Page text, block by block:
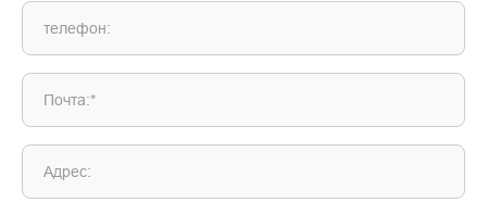
телефон:
Почта:*
Адрес: